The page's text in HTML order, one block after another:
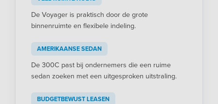
De Voyager is praktisch door de grote
binnenruimte en flexibele indeling.
AMERIKAANSE SEDAN
De 300C past bij ondernemers die een ruime
sedan zoeken met een uitgesproken uitstraling.
BUDGETBEWUST LEASEN